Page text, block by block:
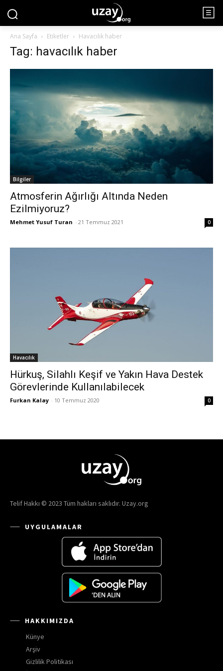
Ana Sayfa Etiketler Havacılık haber
Tag: havacılık haber
Bilgiler
Atmosferin Ağırlığı Altında Neden
Ezilmiyoruz?
Mehmet Yusuf Turan - 21 Temmuz 2021 0
Havacılık
Hürkuş, Silahlı Keşif ve Yakın Hava Destek
Görevlerinde Kullanılabilecek
Furkan Kalay - 10 Temmuz 2020 0
Telif Hakkı © 2023 Tüm hakları saklıdır. Uzay.org
UYGULAMALAR
HAKKIMIZDA
Künye
Arşiv
Gizlilik Politikası